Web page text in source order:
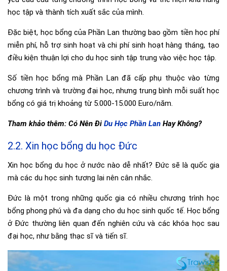
học tập và thành tích xuất sắc của mình.
Đặc biệt, học bổng của Phần Lan thường bao gồm tiền học phí
miễn phí, hỗ trợ sinh hoạt và chi phí sinh hoạt hàng tháng, tạo
điều kiện thuận lợi cho du học sinh tập trung vào việc học tập.
Số tiền học bổng mà Phần Lan đã cấp phụ thuộc vào từng
chương trình và trường đại học, nhưng trung bình mỗi suất học
bổng có giá trị khoảng từ 5.000-15.000 Euro/năm.
Tham khảo thêm: Có Nên Đi Du Học Phần Lan Hay Không?
2.2. Xin học bổng du học Đức
Xin học bổng du học ở nước nào dễ nhất? Đức sẽ là quốc gia
mà các du học sinh tương lai nên cân nhắc.
Đức là một trong những quốc gia có nhiều chương trình học
bổng phong phú và đa dạng cho du học sinh quốc tế. Học bổng
ở Đức thường liên quan đến nghiên cứu và các khóa học sau
đại học, như bằng thạc sĩ và tiến sĩ.